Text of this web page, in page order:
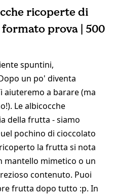
ricoperte di
prova | 500
spuntini,
un po' diventa
aiuteremo a barare (ma
Le albicocche
della frutta - siamo
pochino di cioccolato
la frutta si nota
mantello mimetico o un
contenuto. Puoi
frutta dopo tutto :p. In